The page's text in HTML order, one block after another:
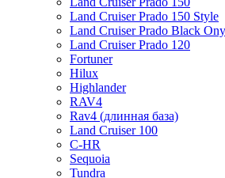
Land Cruiser Prado 150 Style
Land Cruiser Prado Black
Land Cruiser Prado 120
Fortuner
Hilux
Highlander
RAV4
Rav4 (длинная база)
Land Cruiser 100
C-HR
Sequoia
Tundra